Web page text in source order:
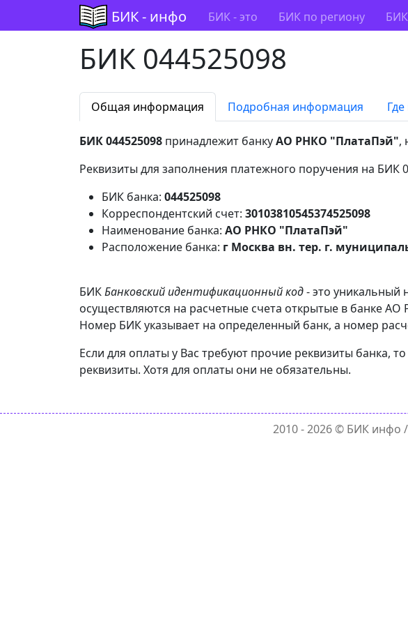
БИК - инфо БИК - это БИК по региону
БИК 044525098
Общая информация Подробная информация
БИК 044525098 принадлежит банкуАО РНКО "ПлатаПэй",
Реквизиты для заполнения платежного поручения на БИК
БИК банка: 044525098
Корреспондентский счет: 30103810545374525098
Наименование банка: АО РНКО "ПлатаПэй"
Расположение банка: г Москва вн. тер. г.
БИКБанковский идентификационный код- это уникальный
осуществляются на расчетные счета открытые в банке
Номер БИК указывает на определенный банк, а номер
Если для оплаты у Вас требуют прочие реквизиты
реквизиты. Хотя для оплаты они не обязательны.
2010 - 2026 © БИК инфо